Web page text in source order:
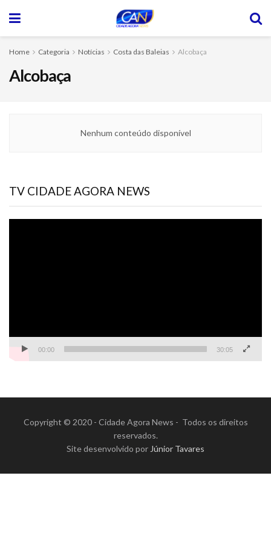
Home Categoria Notícias Costa das Baleias Alcobaça
Alcobaça
Nenhum conteúdo disponível
TV CIDADE AGORA NEWS
00:00 30:05
Copyright © 2020 - Cidade Agora News - Todos os direitos
reservados.
Site desenvolvido por Júnior Tavares